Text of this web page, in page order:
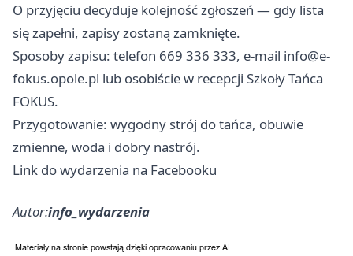
O przyjęciu decyduje kolejność zgłoszeń — gdy lista
się zapełni, zapisy zostaną zamknięte.
Sposoby zapisu: telefon 669 336 333, e-mail info@e-
fokus.opole.pl lub osobiście w recepcji Szkoły Tańca
FOKUS.
Przygotowanie: wygodny strój do tańca, obuwie
zmienne, woda i dobry nastrój.
Link do wydarzenia na Facebooku
Autor:info_wydarzenia